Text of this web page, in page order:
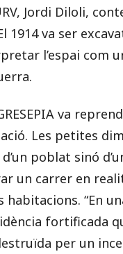
Jordi Diloli,
1914 va ser
l’espai com
va
Les petites
poblat sinó
un carrer en
“En
fortificada
per un